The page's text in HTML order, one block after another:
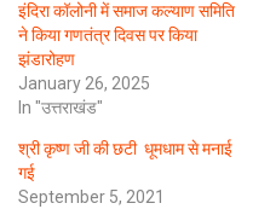
इंदिरा कॉलोनी में समाज कल्याण समिति
ने किया गणतंत्र दिवस पर किया
झंडारोहण
January 26, 2025
In "उत्तराखंड"
श्री कृष्ण जी की छटी धूमधाम से मनाई
गई
September 5, 2021